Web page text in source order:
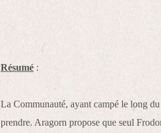
Résumé :
La Communauté, ayant campé le long
prendre. Aragorn propose que seul